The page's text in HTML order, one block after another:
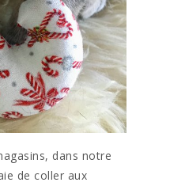
dans notre
de coller aux